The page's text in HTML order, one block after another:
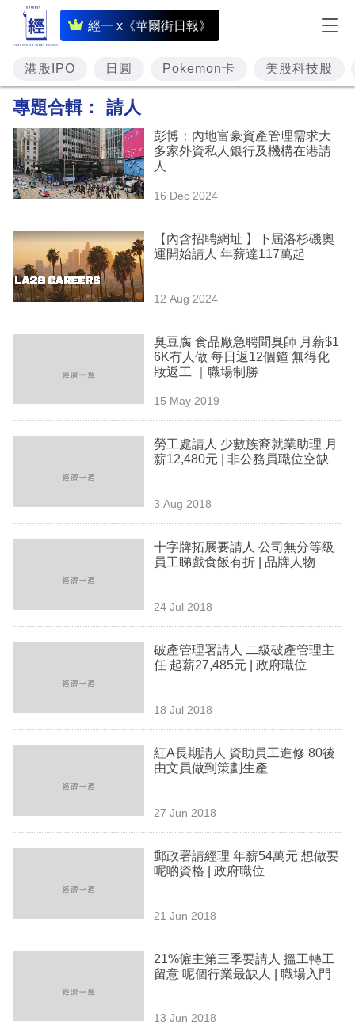
經一 x《華爾街日報》
即
時
財
經
題
投
資
樓
市
理
技
生
欄
區
港股IPO 日圓 Pokemon卡 美股科技股
專題合輯： 請人
彭博：內地富豪資產管理需求大
多家外資私人銀行及機構在港請
人
16 Dec 2024
【內含招聘網址 】下屆洛杉磯奧
運開始請人 年薪達117萬起
12 Aug 2024
臭豆腐 食品廠急聘聞臭師 月薪$1
6K冇人做 每日返12個鐘 無得化
妝返工 ｜職場制勝
15 May 2019
勞工處請人 少數族裔就業助理 月
薪12,480元 | 非公務員職位空缺
3 Aug 2018
十字牌拓展要請人 公司無分等級
員工睇戲食飯有折 | 品牌人物
24 Jul 2018
破產管理署請人 二級破產管理主
任 起薪27,485元 | 政府職位
18 Jul 2018
紅A長期請人 資助員工進修 80後
由文員做到策劃生產
27 Jun 2018
郵政署請經理 年薪54萬元 想做要
呢啲資格 | 政府職位
21 Jun 2018
21%僱主第三季要請人 搵工轉工
留意 呢個行業最缺人 | 職場入門
13 Jun 2018